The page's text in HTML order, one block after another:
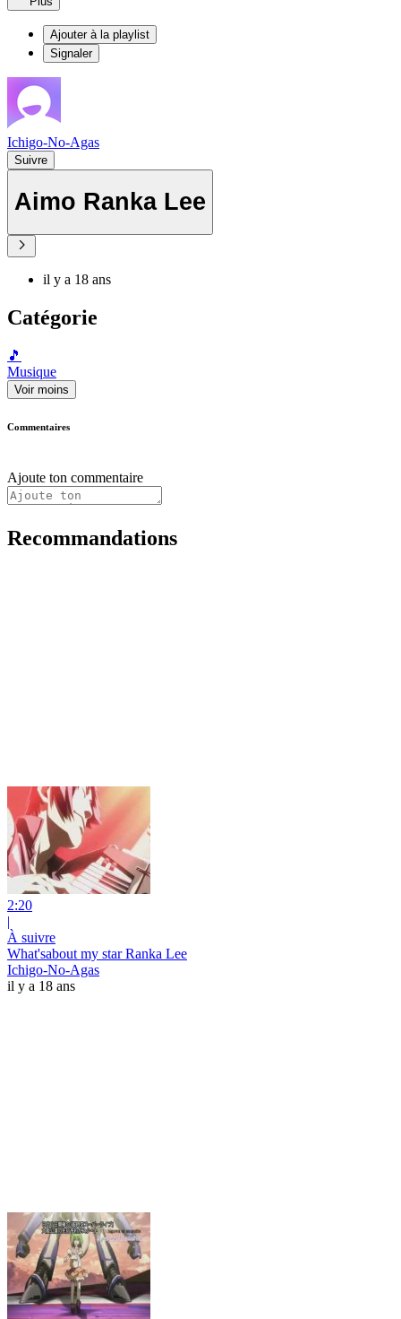
Ajouter à la playlist
Signaler
Ichigo-No-Agas
Suivre
Aimo Ranka Lee
il y a 18 ans
Catégorie
🎵
Musique
Voir moins
Commentaires
Ajoute ton commentaire
Recommandations
2:20
|
À suivre
What'sabout my star Ranka Lee
Ichigo-No-Agas
il y a 18 ans